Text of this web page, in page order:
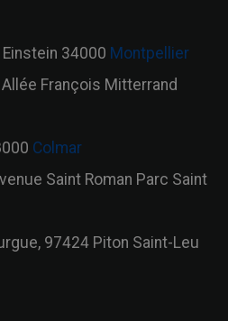
34000 Montpellier
François Mitterrand
Colmar
Saint Roman Parc Saint
97424 Piton Saint-Leu